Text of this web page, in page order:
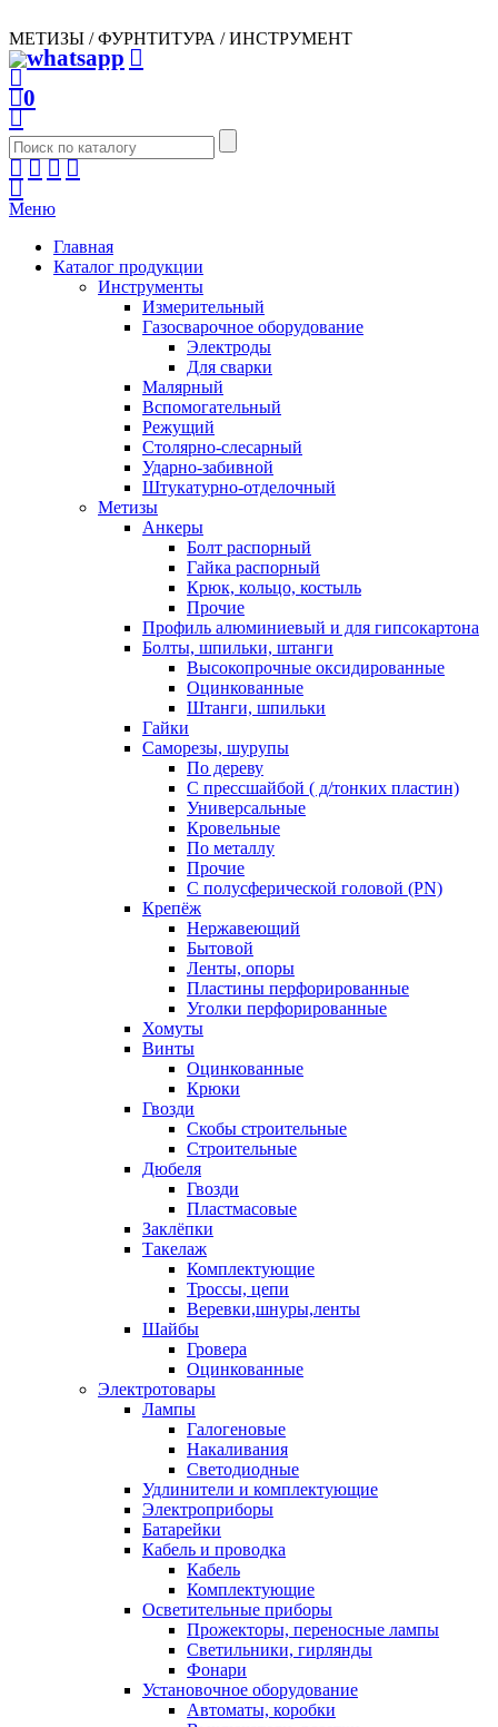
МЕТИЗЫ / ФУРНТИТУРА / ИНСТРУМЕНТ
0
Меню
Главная
Каталог продукции
Инструменты
Измерительный
Газосварочное оборудование
Электроды
Для сварки
Малярный
Вспомогательный
Режущий
Столярно-слесарный
Ударно-забивной
Штукатурно-отделочный
Метизы
Анкеры
Болт распорный
Гайка распорный
Крюк, кольцо, костыль
Прочие
Профиль алюминиевый и для гипсокартона
Болты, шпильки, штанги
Высокопрочные оксидированные
Оцинкованные
Штанги, шпильки
Гайки
Саморезы, шурупы
По дереву
С прессшайбой ( д/тонких пластин)
Универсальные
Кровельные
По металлу
Прочие
С полусферической головой (PN)
Крепёж
Нержавеющий
Бытовой
Ленты, опоры
Пластины перфорированные
Уголки перфорированные
Хомуты
Винты
Оцинкованные
Крюки
Гвозди
Скобы строительные
Строительные
Дюбеля
Гвозди
Пластмасовые
Заклёпки
Такелаж
Комплектующие
Троссы, цепи
Веревки,шнуры,ленты
Шайбы
Гровера
Оцинкованные
Электротовары
Лампы
Галогеновые
Накаливания
Светодиодные
Удлинители и комплектующие
Электроприборы
Батарейки
Кабель и проводка
Кабель
Комплектующие
Осветительные приборы
Прожекторы, переносные лампы
Светильники, гирлянды
Фонари
Установочное оборудование
Автоматы, коробки